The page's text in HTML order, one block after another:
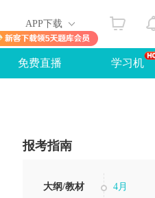
APP下载
免费直播 学习机
报考指南
大纲/教材 4月